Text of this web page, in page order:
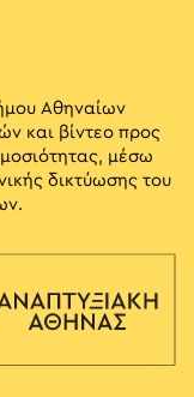
Αθηναίων
και βίντεο προς
μέσω
δικτύωσης του